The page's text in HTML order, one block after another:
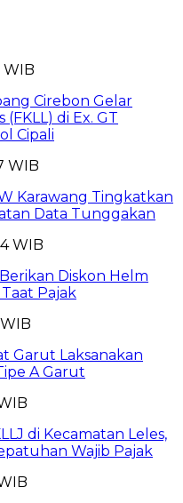
WIB
Cirebon Gelar
di Ex. GT
Cipali
WIB
Karawang Tingkatkan
Data Tunggakan
WIB
Diskon Helm
Pajak
Garut Laksanakan
A Garut
di Kecamatan Leles,
Wajib Pajak